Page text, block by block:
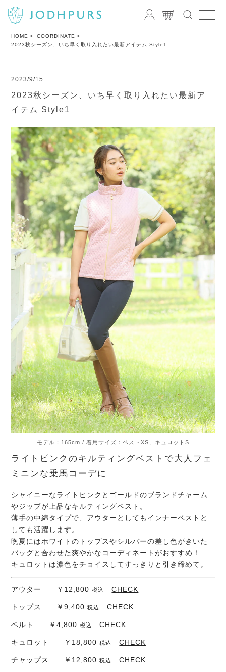
HOME
COORDINATE
2023秋シーズン、いち早く取り入れたい最新アイテム Style1
2023/9/15
2023秋シーズン、いち早く取り入れたい最新ア
イテム Style1
モデル：165cm / 着用サイズ：ベストXS、キュロットS
ライトピンクのキルティングベストで大人フェ
ミニンな乗馬コーデに
シャイニーなライトピンクとゴールドのブランドチャーム
やジップが上品なキルティングベスト。
薄手の中綿タイプで、アウターとしてもインナーベストと
しても活躍します。
晩夏にはホワイトのトップスやシルバーの差し色がきいた
バッグと合わせた爽やかなコーディネートがおすすめ！
キュロットは濃色をチョイスしてすっきりと引き締めて。
アウター ￥12,800税込 CHECK
トップス ￥9,400税込 CHECK
ベルト ￥4,800税込 CHECK
キュロット ￥18,800税込 CHECK
チャップス ￥12,800税込 CHECK